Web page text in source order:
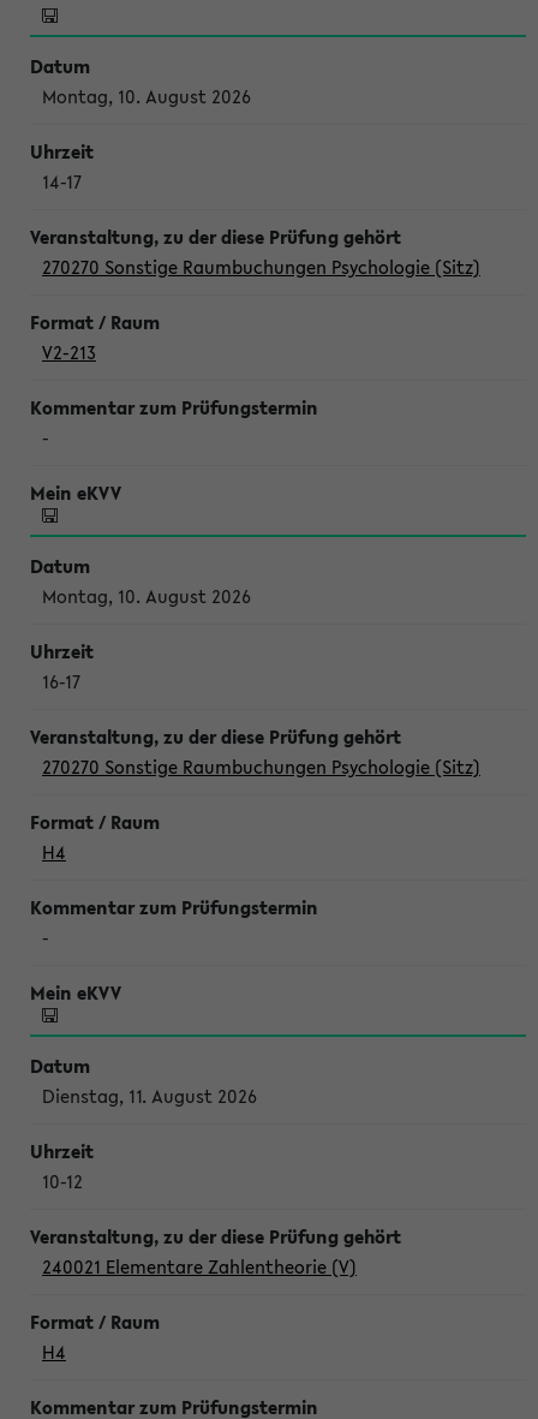
Montag, 10. August 2026
14-17
270270 Sonstige Raumbuchungen Psychologie (Sitz)
V2-213
-
Montag, 10. August 2026
16-17
270270 Sonstige Raumbuchungen Psychologie (Sitz)
H4
-
Dienstag, 11. August 2026
10-12
240021 Elementare Zahlentheorie (V)
H4